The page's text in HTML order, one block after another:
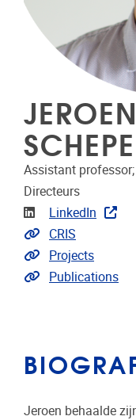
Assistant
Directeurs
LinkedIn
LinkedIn
Link naar CRIS
CRIS
Link naar
Projects
Link naar
Publications
Jeroen behaalde